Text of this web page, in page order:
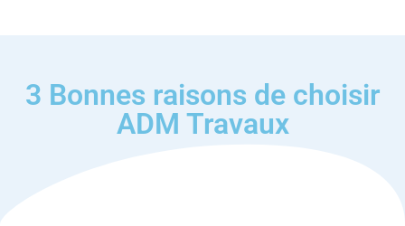
3 Bonnes raisons de choisir
ADM Travaux